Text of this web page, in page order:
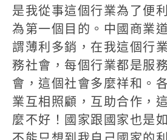
是我從事這個行業為了便
為第一個目的。中國商業
謂薄利多銷，在我這個行
務社會，每個行業都是服
會，這個社會多麼祥和。
業互相照顧，互助合作，
麼不好！國家跟國家也是如